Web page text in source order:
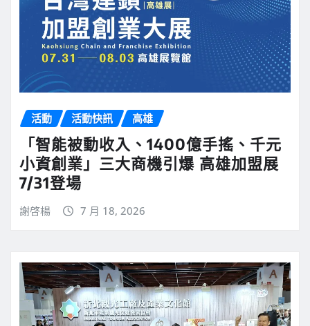
活動 活動快訊 高雄
「智能被動收入、1400億手搖、千元
小資創業」三大商機引爆 高雄加盟展
7/31登場
謝啓楊 7 月 18, 2026